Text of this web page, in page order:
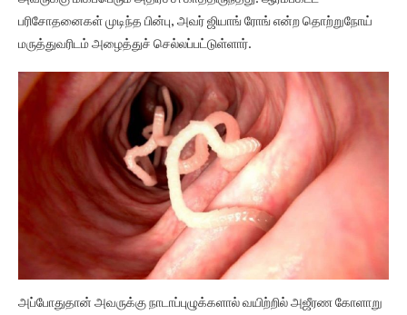
பரிசோதனைகள் முடிந்த பின்பு, அவர் ஜியாங் ரோங் என்ற தொற்றுநோய்
மருத்துவரிடம் அழைத்துச் செல்லப்பட்டுள்ளார்.
அப்போதுதான் அவருக்கு நாடாப்புழுக்களால் வயிற்றில் அஜீரண கோளாறு